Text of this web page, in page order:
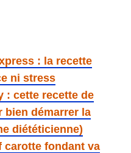
: la recette
ni stress
: cette recette de
bien démarrer la
diététicienne)
fondant va